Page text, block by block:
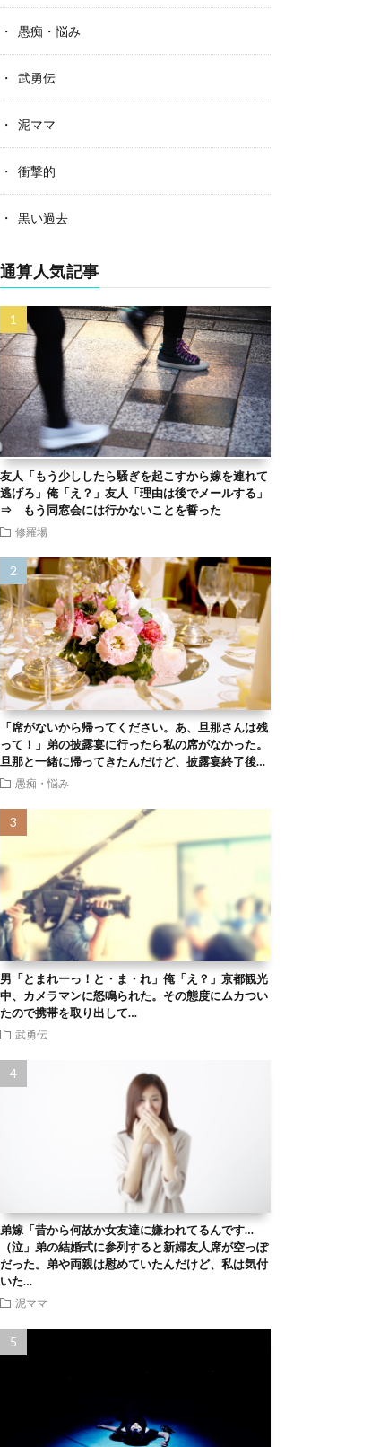
愚痴・悩み
武勇伝
泥ママ
衝撃的
黒い過去
通算人気記事
友人「もう少ししたら騒ぎを起こすから嫁を連れて
逃げろ」俺「え？」友人「理由は後でメールする」
⇒ もう同窓会には行かないことを誓った
修羅場
「席がないから帰ってください。あ、旦那さんは残
って！」弟の披露宴に行ったら私の席がなかった。
旦那と一緒に帰ってきたんだけど、披露宴終了後…
愚痴・悩み
男「とまれーっ！と・ま・れ」俺「え？」京都観光
中、カメラマンに怒鳴られた。その態度にムカつい
たので携帯を取り出して…
武勇伝
弟嫁「昔から何故か女友達に嫌われてるんです…
（泣」弟の結婚式に参列すると新婦友人席が空っぽ
だった。弟や両親は慰めていたんだけど、私は気付
いた…
泥ママ